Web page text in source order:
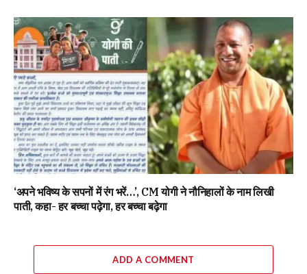
‘अपने भविष्य के सपनों में रंग भरें…’, CM योगी ने नौनिहालों के नाम लिखी
पाती, कहा- हर बच्चा पढ़ेगा, हर बच्चा बढ़ेगा
ADD A COMMENT